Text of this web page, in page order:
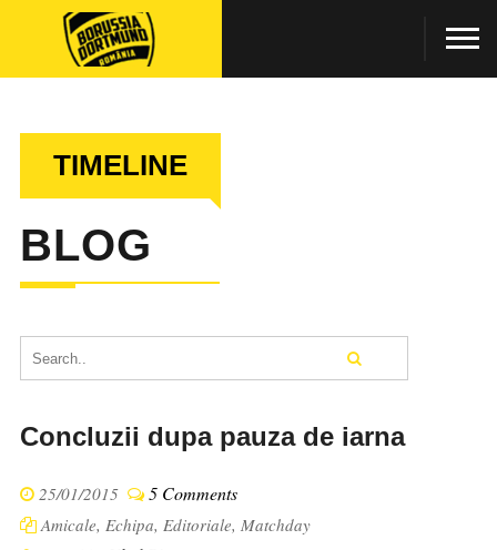
TIMELINE
BLOG
Concluzii dupa pauza de iarna
25/01/2015 5 Comments
Amicale, Echipa, Editoriale, Matchday